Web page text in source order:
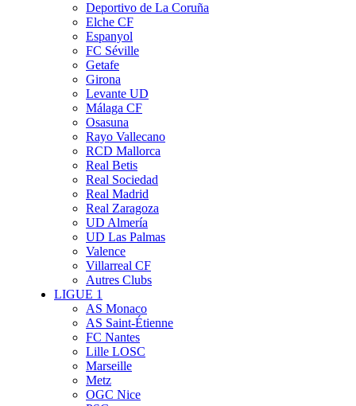
Deportivo de La Coruña
Elche CF
Espanyol
FC Séville
Getafe
Girona
Levante UD
Málaga CF
Osasuna
Rayo Vallecano
RCD Mallorca
Real Betis
Real Sociedad
Real Madrid
Real Zaragoza
UD Almería
UD Las Palmas
Valence
Villarreal CF
Autres Clubs
LIGUE 1
AS Monaco
AS Saint-Étienne
FC Nantes
Lille LOSC
Marseille
Metz
OGC Nice